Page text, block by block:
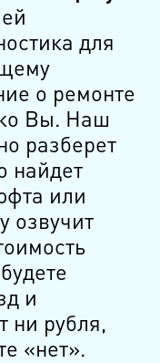
для
о ремонте
Вы. Наш
разберет
найдет
или
озвучит
и
ни рубля,
«нет».